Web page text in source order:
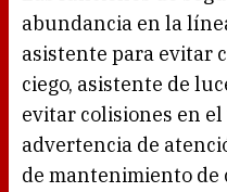
abundancia en la
asistente para evitar
ciego, asistente de
evitar colisiones en
advertencia de
de mantenimiento de